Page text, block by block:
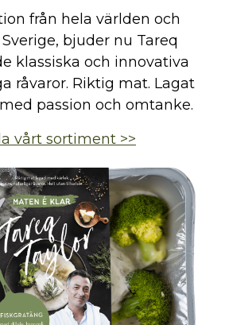
från hela världen och
bjuder nu Tareq
klassiska och innovativa
råvaror. Riktig mat. Lagat
passion och omtanke.
vårt sortiment >>